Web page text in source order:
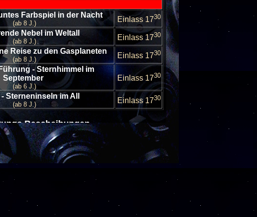
Farbspiel in der Nacht
(ab 8 J.) Einlass 1730
Nebel im Weltall
(ab 8 J.) Einlass 1730
Reise zu den Gasplaneten
(ab 8 J.) Einlass 1730
- Sternhimmel im
September
(ab 6 J.)
Einlass 1730
Sterneninseln im All
(ab 8 J.) Einlass 1730
Bescheibungen